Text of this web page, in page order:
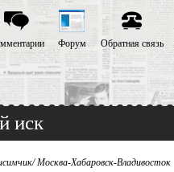
Форум Обратная связь
иск
Москва-Хабаровск-Владивосток